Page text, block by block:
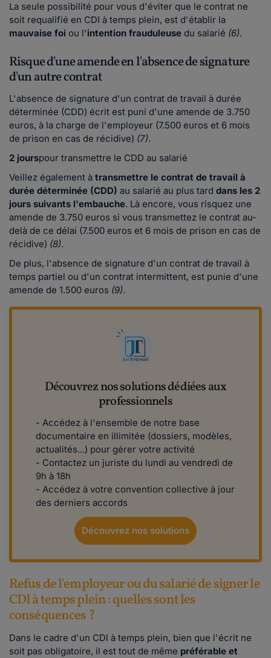
La seule possibilité pour vous d'éviter que le contrat ne
soit requalifié en CDI à temps plein, est d'établir la
mauvaise foi ou l'intention frauduleuse du salarié (6).
Risque d'une amende en l'absence de signature
d'un autre contrat
L'absence de signature d'un contrat de travail à durée
déterminée (CDD) écrit est puni d'une amende de 3.750
euros, à la charge de l'employeur (7.500 euros et 6 mois
de prison en cas de récidive) (7).
2 jourspour transmettre le CDD au salarié
Veillez également à transmettre le contrat de travail à
durée déterminée (CDD) au salarié au plus tard dans les 2
jours suivants l'embauche. Là encore, vous risquez une
amende de 3.750 euros si vous transmettez le contrat au-
delà de ce délai (7.500 euros et 6 mois de prison en cas de
récidive) (8).
De plus, l'absence de signature d'un contrat de travail à
temps partiel ou d'un contrat intermittent, est punie d'une
amende de 1.500 euros (9).
Découvrez nos solutions dédiées aux
professionnels
- Accédez à l'ensemble de notre base
documentaire en illimitée (dossiers, modèles,
actualités...) pour gérer votre activité
- Contactez un juriste du lundi au vendredi de
9h à 18h
- Accédez à votre convention collective à jour
des derniers accords
Découvrez nos solutions
Refus de l'employeur ou du salarié de signer le
CDI à temps plein : quelles sont les
conséquences ?
Dans le cadre d'un CDI à temps plein, bien que l'écrit ne
soit pas obligatoire, il est tout de même préférable et